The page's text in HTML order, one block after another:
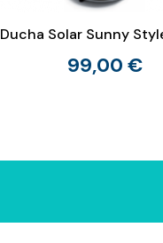
Ducha Solar Sunny
99,00 €